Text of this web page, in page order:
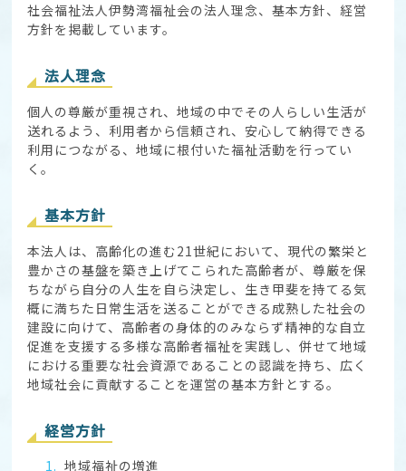
社会福祉法人伊勢湾福祉会の法人理念、基本方針、経営
方針を掲載しています。
法人理念
個人の尊厳が重視され、地域の中でその人らしい生活が
送れるよう、利用者から信頼され、安心して納得できる
利用につながる、地域に根付いた福祉活動を行ってい
く。
基本方針
本法人は、高齢化の進む21世紀において、現代の繁栄と
豊かさの基盤を築き上げてこられた高齢者が、尊厳を保
ちながら自分の人生を自ら決定し、生き甲斐を持てる気
概に満ちた日常生活を送ることができる成熟した社会の
建設に向けて、高齢者の身体的のみならず精神的な自立
促進を支援する多様な高齢者福祉を実践し、併せて地域
における重要な社会資源であることの認識を持ち、広く
地域社会に貢献することを運営の基本方針とする。
経営方針
地域福祉の増進